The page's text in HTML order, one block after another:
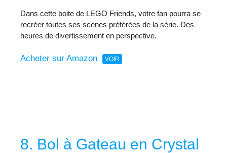
Dans cette boite de LEGO Friends, votre fan pourra se
recréer toutes ses scènes préférées de la série. Des
heures de divertissement en perspective.
Acheter sur Amazon
8. Bol à Gateau en Crystal